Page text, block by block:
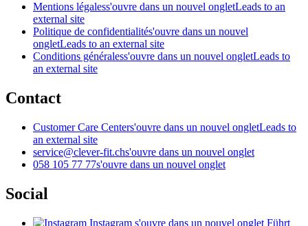
Mentions légaless'ouvre dans un nouvel ongletLeads to an
external site
Politique de confidentialités'ouvre dans un nouvel
ongletLeads to an external site
Conditions généraless'ouvre dans un nouvel ongletLeads to
an external site
Contact
Customer Care Centers'ouvre dans un nouvel ongletLeads to
an external site
service@clever-fit.chs'ouvre dans un nouvel onglet
058 105 77 77s'ouvre dans un nouvel onglet
Social
Instagram s'ouvre dans un nouvel onglet Führt